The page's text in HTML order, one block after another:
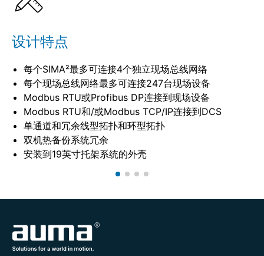
设计特点
每个SIMA²最多可连接4个独立现场总线网络
每个现场总线网络最多可连接247台现场设备
Modbus RTU或Profibus DP连接到现场设备
Modbus RTU和/或Modbus TCP/IP连接到DCS
单通道和冗余线型拓扑和环型拓扑
双机热备份系统冗余
安装到19英寸托架系统的外壳